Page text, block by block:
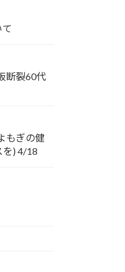
断裂60代
もぎの健
を) 4/18